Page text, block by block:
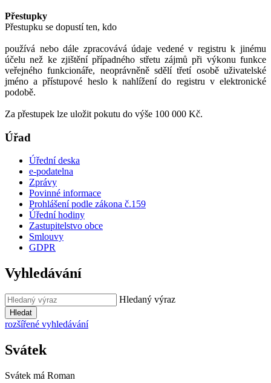
Přestupky
Přestupku se dopustí ten, kdo
používá nebo dále zpracovává údaje vedené v registru k jinému
účelu než ke zjištění případného střetu zájmů při výkonu funkce
veřejného funkcionáře, neoprávněně sdělí třetí osobě uživatelské
jméno a přístupové heslo k nahlížení do registru v elektronické
podobě.
Za přestupek lze uložit pokutu do výše 100 000 Kč.
Úřad
Úřední deska
e-podatelna
Zprávy
Povinné informace
Prohlášení podle zákona č.159
Úřední hodiny
Zastupitelstvo obce
Smlouvy
GDPR
Vyhledávání
Hledaný výraz
Hledat
rozšířené vyhledávání
Svátek
Svátek má Roman